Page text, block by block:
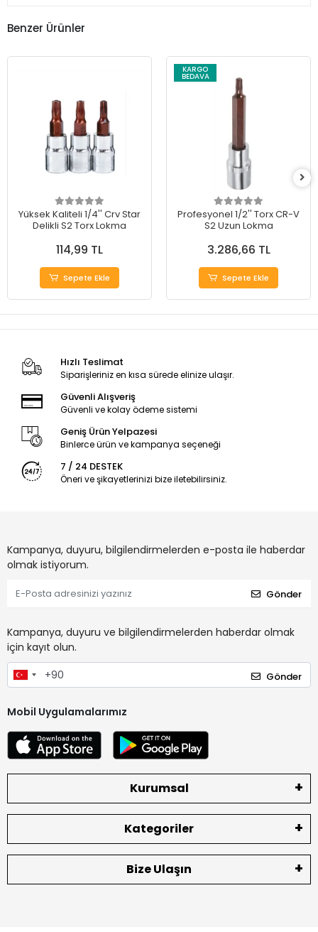
Benzer Ürünler
Yüksek Kaliteli 1/4'' Crv Star
Delikli S2 Torx Lokma
114,99 TL
Sepete Ekle
KARGO
BEDAVA
Profesyonel 1/2'' Torx CR-V
S2 Uzun Lokma
3.286,66 TL
Sepete Ekle
Hızlı Teslimat
Siparişleriniz en kısa sürede elinize ulaşır.
Güvenli Alışveriş
Güvenli ve kolay ödeme sistemi
Geniş Ürün Yelpazesi
Binlerce ürün ve kampanya seçeneği
7 / 24 DESTEK
Öneri ve şikayetlerinizi bize iletebilirsiniz.
Kampanya, duyuru, bilgilendirmelerden e-posta ile haberdar
olmak istiyorum.
Gönder
Kampanya, duyuru ve bilgilendirmelerden haberdar olmak
için kayıt olun.
Gönder
Mobil Uygulamalarımız
Kurumsal
Kategoriler
Bize Ulaşın